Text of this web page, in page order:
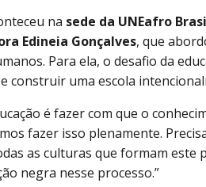
na sede da UNEafro
Edineia Gonçalves, que
Para ela, o desafio da
construir uma escola
é fazer com que o
fazer isso plenamente.
as culturas que formam este
negra nesse processo.”